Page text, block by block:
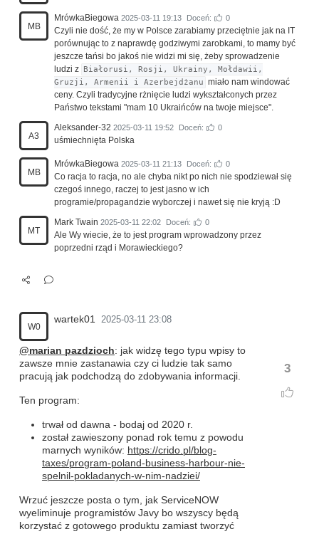
MB
MrówkaBiegowa 2025-03-11 19:13 Doceń: 0
Czyli nie dość, że my w Polsce zarabiamy przeciętnie jak na IT
porównując to z naprawdę godziwymi zarobkami, to mamy być
jeszcze tańsi bo jakoś nie widzi mi się, żeby sprowadzenie
ludzi z Białorusi, Rosji, Ukrainy, Mołdawii,
Gruzji, Armenii i Azerbejdżanu miało nam windować
ceny. Czyli tradycyjne rżnięcie ludzi wykształconych przez
Państwo tekstami "mam 10 Ukraińców na twoje miejsce".
A3
Aleksander-32 2025-03-11 19:52 Doceń: 0
uśmiechnięta Polska
MB
MrówkaBiegowa 2025-03-11 21:13 Doceń: 0
Co racja to racja, no ale chyba nikt po nich nie spodziewał się
czegoś innego, raczej to jest jasno w ich
programie/propagandzie wyborczej i nawet się nie kryją :D
MT
Mark Twain 2025-03-11 22:02 Doceń: 0
Ale Wy wiecie, że to jest program wprowadzony przez
poprzedni rząd i Morawieckiego?
W0
wartek01 2025-03-11 23:08
3
@marian pazdzioch: jak widzę tego typu wpisy to
zawsze mnie zastanawia czy ci ludzie tak samo
pracują jak podchodzą do zdobywania informacji.
Ten program:
trwał od dawna - bodaj od 2020 r.
został zawieszony ponad rok temu z powodu
marnych wyników: https://crido.pl/blog-
taxes/program-poland-business-harbour-nie-
spelnil-pokladanych-w-nim-nadziei/
Wrzuć jeszcze posta o tym, jak ServiceNOW
wyeliminuje programistów Javy bo wszyscy będą
korzystać z gotowego produktu zamiast tworzyć